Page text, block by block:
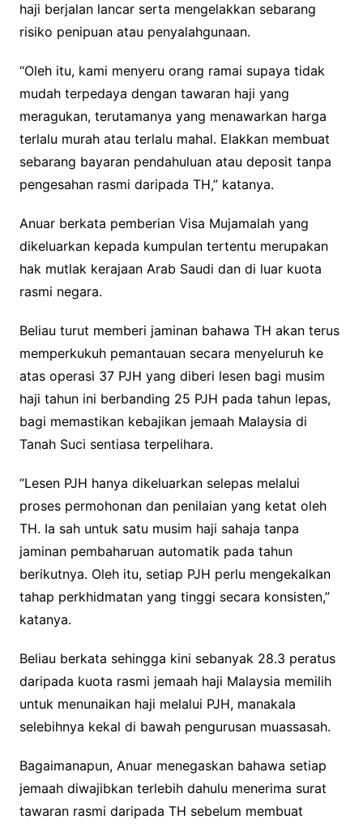
haji berjalan lancar serta mengelakkan sebarang
risiko penipuan atau penyalahgunaan.
“Oleh itu, kami menyeru orang ramai supaya tidak
mudah terpedaya dengan tawaran haji yang
meragukan, terutamanya yang menawarkan harga
terlalu murah atau terlalu mahal. Elakkan membuat
sebarang bayaran pendahuluan atau deposit tanpa
pengesahan rasmi daripada TH,” katanya.
Anuar berkata pemberian Visa Mujamalah yang
dikeluarkan kepada kumpulan tertentu merupakan
hak mutlak kerajaan Arab Saudi dan di luar kuota
rasmi negara.
Beliau turut memberi jaminan bahawa TH akan terus
memperkukuh pemantauan secara menyeluruh ke
atas operasi 37 PJH yang diberi lesen bagi musim
haji tahun ini berbanding 25 PJH pada tahun lepas,
bagi memastikan kebajikan jemaah Malaysia di
Tanah Suci sentiasa terpelihara.
“Lesen PJH hanya dikeluarkan selepas melalui
proses permohonan dan penilaian yang ketat oleh
TH. Ia sah untuk satu musim haji sahaja tanpa
jaminan pembaharuan automatik pada tahun
berikutnya. Oleh itu, setiap PJH perlu mengekalkan
tahap perkhidmatan yang tinggi secara konsisten,”
katanya.
Beliau berkata sehingga kini sebanyak 28.3 peratus
daripada kuota rasmi jemaah haji Malaysia memilih
untuk menunaikan haji melalui PJH, manakala
selebihnya kekal di bawah pengurusan muassasah.
Bagaimanapun, Anuar menegaskan bahawa setiap
jemaah diwajibkan terlebih dahulu menerima surat
tawaran rasmi daripada TH sebelum membuat